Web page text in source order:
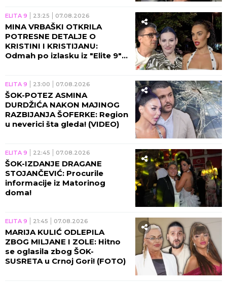
ELITA 9 23:25 07.08.2026
MINA VRBAŠKI OTKRILA
POTRESNE DETALJE O
KRISTINI I KRISTIJANU:
Odmah po izlasku iz "Elite 9"
ELITA 9 23:00 07.08.2026
ŠOK-POTEZ ASMINA
DURDŽIĆA NAKON MAJINOG
RAZBIJANJA ŠOFERKE: Region
u neverici šta gleda! (VIDEO)
ELITA 9 22:45 07.08.2026
ŠOK-IZDANJE DRAGANE
STOJANČEVIĆ: Procurile
informacije iz Matorinog
doma!
ELITA 9 21:45 07.08.2026
MARIJA KULIĆ ODLEPILA
ZBOG MILJANE I ZOLE: Hitno
se oglasila zbog ŠOK-
SUSRETA u Crnoj Gori! (FOTO)